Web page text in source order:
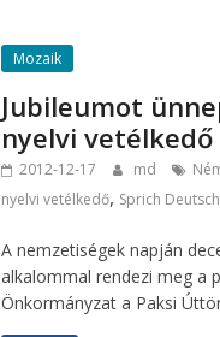
Mozaik
Jubileumot
nyelvi vetélkedő
2012-12-17 md
nyelvi vetélkedő, Sprich Deutsch
A nemzetiségek napján
alkalommal rendezi meg a
Önkormányzat a Paksi